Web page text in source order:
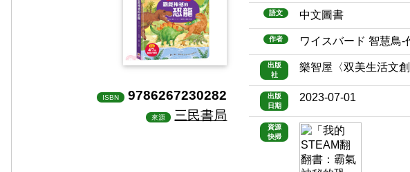
ISBN 9786267230282
來源 三民書局
語文 中文圖書
作者 ワイスバード 智慧鳥-
出版
社
樂智屋〈双美生活文創
出版
日期
2023-07-01
資源
快掃